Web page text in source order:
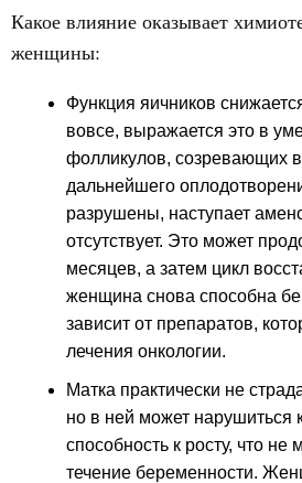
Какое влияние оказывает
женщины:
Функция яичников
вовсе, выражается это в
фолликулов, созревающих в
дальнейшего
разрушены, наступает
отсутствует. Это может
месяцев, а затем цикл
женщина снова способна
зависит от препаратов,
лечения онкологии.
Матка практически не
но в ней может нарушиться
способность к росту, что не
течение беременности.